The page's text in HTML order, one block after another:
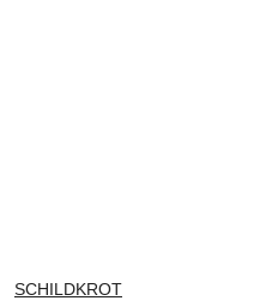
NAZWA
PRODUCENTA:
SCHILDKROT